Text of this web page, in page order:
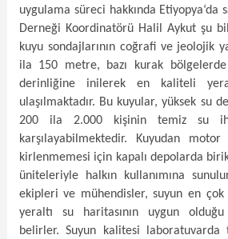
uygulama süreci hakkında Etiyopya‘da
Derneği Koordinatörü Halil Aykut şu
kuyu sondajlarının coğrafi ve jeolojik
ila 150 metre, bazı kurak
derinliğine inilerek en kaliteli
ulaşılmaktadır. Bu kuyular, yüksek su
200 ila 2.000 kişinin temiz su
karşılayabilmektedir. Kuyudan
kirlenmemesi için kapalı depolarda
üniteleriyle halkın kullanımına
ekipleri ve mühendisler, suyun en
yeraltı su haritasının uygun
belirler. Suyun kalitesi laboratuvarda